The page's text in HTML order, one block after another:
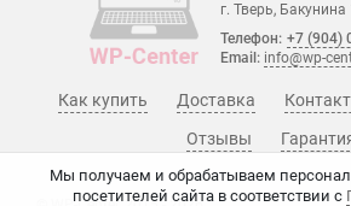
Мы получаем и обрабатываем
посетителей сайта в соответствии с
г. Тверь,
Телефон: +7 (904)
Email: info@wp-
Отзывы
Как купить Доставка